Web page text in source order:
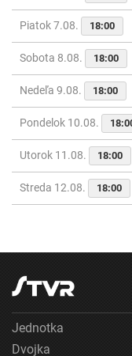
Piatok 7.08. 18:00
Sobota 8.08. 18:00
Nedeľa 9.08. 18:00
Pondelok 10.08.
Utorok 11.08. 18:00
Streda 12.08. 18:00
Jednotka
Dvojka